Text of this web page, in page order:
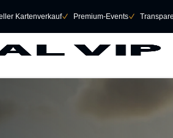
Kartenverkauf􀆅 Premium-Events􀆅